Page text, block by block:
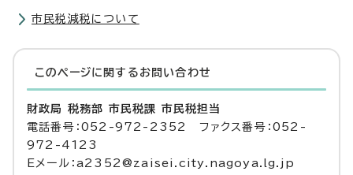
市民税減税について
このページに関する お問い合わせ
財政局 税務部 市民税課 市民税担当
電話番号：052-972-2352 ファクス番号：052-
972-4123
Eメール：a2352@zaisei.city.nagoya.lg.jp